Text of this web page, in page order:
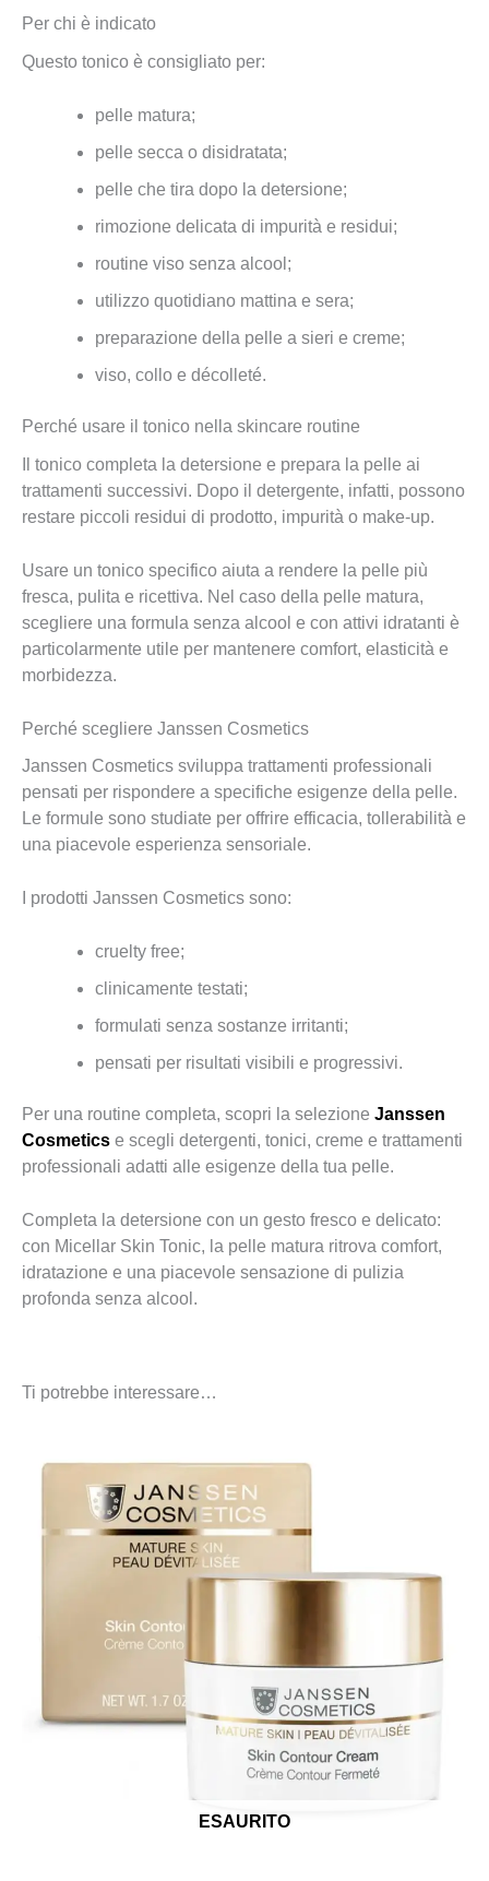
Per chi è indicato
Questo tonico è consigliato per:
pelle matura;
pelle secca o disidratata;
pelle che tira dopo la detersione;
rimozione delicata di impurità e residui;
routine viso senza alcool;
utilizzo quotidiano mattina e sera;
preparazione della pelle a sieri e creme;
viso, collo e décolleté.
Perché usare il tonico nella skincare routine
Il tonico completa la detersione e prepara la pelle ai
trattamenti successivi. Dopo il detergente, infatti, possono
restare piccoli residui di prodotto, impurità o make-up.
Usare un tonico specifico aiuta a rendere la pelle più
fresca, pulita e ricettiva. Nel caso della pelle matura,
scegliere una formula senza alcool e con attivi idratanti è
particolarmente utile per mantenere comfort, elasticità e
morbidezza.
Perché scegliere Janssen Cosmetics
Janssen Cosmetics sviluppa trattamenti professionali
pensati per rispondere a specifiche esigenze della pelle.
Le formule sono studiate per offrire efficacia, tollerabilità e
una piacevole esperienza sensoriale.
I prodotti Janssen Cosmetics sono:
cruelty free;
clinicamente testati;
formulati senza sostanze irritanti;
pensati per risultati visibili e progressivi.
Per una routine completa, scopri la selezione Janssen
Cosmetics e scegli detergenti, tonici, creme e trattamenti
professionali adatti alle esigenze della tua pelle.
Completa la detersione con un gesto fresco e delicato:
con Micellar Skin Tonic, la pelle matura ritrova comfort,
idratazione e una piacevole sensazione di pulizia
profonda senza alcool.
Ti potrebbe interessare…
ESAURITO